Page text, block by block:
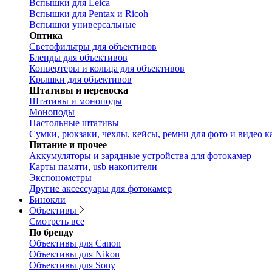
Вспышки для Leica
Вспышки для Pentax и Ricoh
Вспышки универсальные
Оптика
Светофильтры для объективов
Бленды для объективов
Конвертеры и кольца для объективов
Крышки для объективов
Штативы и переноска
Штативы и моноподы
Моноподы
Настольные штативы
Сумки, рюкзаки, чехлы, кейсы, ремни для фото и видео
Питание и прочее
Аккумуляторы и зарядные устройства для фотокамер
Карты памяти, usb накопители
Экспонометры
Другие аксессуары для фотокамер
Бинокли
Объективы
Смотреть все
По бренду
Объективы для Canon
Объективы для Nikon
Объективы для Sony